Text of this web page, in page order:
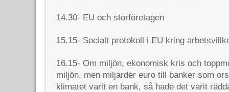
14.30- EU och storföretagen
15.15- Socialt protokoll i EU kring
16.15- Om miljön, ekonomisk kris och
miljön, men miljarder euro till banker som
klimatet varit en bank, så hade det varit